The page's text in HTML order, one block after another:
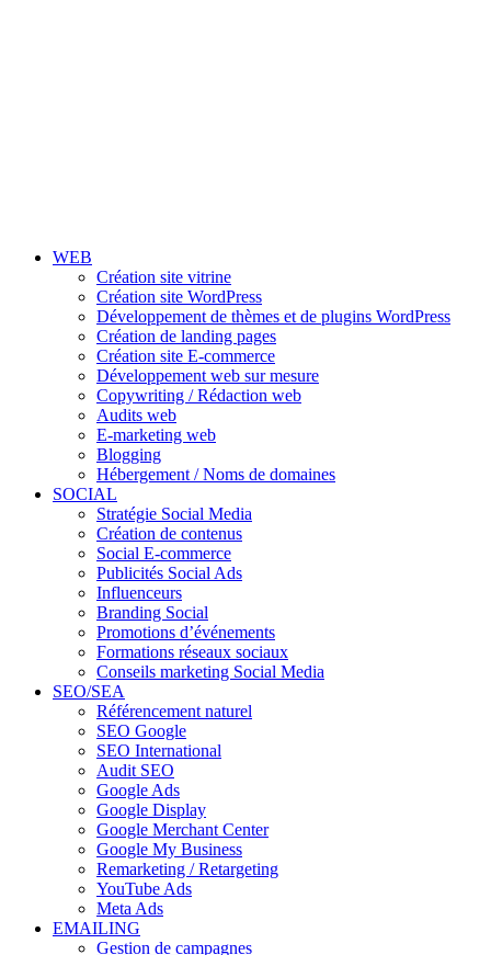
WEB
Création site vitrine
Création site WordPress
Développement de thèmes et de plugins WordPress
Création de landing pages
Création site E-commerce
Développement web sur mesure
Copywriting / Rédaction web
Audits web
E-marketing web
Blogging
Hébergement / Noms de domaines
SOCIAL
Stratégie Social Media
Création de contenus
Social E-commerce
Publicités Social Ads
Influenceurs
Branding Social
Promotions d’événements
Formations réseaux sociaux
Conseils marketing Social Media
SEO/SEA
Référencement naturel
SEO Google
SEO International
Audit SEO
Google Ads
Google Display
Google Merchant Center
Google My Business
Remarketing / Retargeting
YouTube Ads
Meta Ads
EMAILING
Gestion de campagnes